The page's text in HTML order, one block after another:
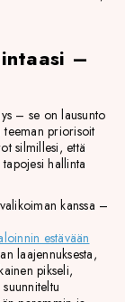
–
– se on lausunto
teeman priorisoit
silmillesi, että
hallinta
kanssa –
estävään
laajennuksesta,
pikseli,